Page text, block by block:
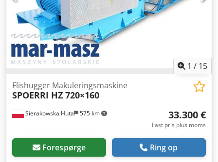
(Ved større kursudsving kan prisen ændres)
1 / 15
Sierakowska Huta 575 km
Flishugger Makuleringsmaskine
SPOERRI HZ 720×160
33.300 €
Fast pris plus moms
Forespørge Ring op